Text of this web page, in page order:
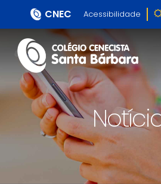
CNEC Acessibilidade